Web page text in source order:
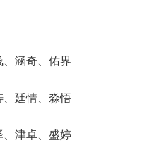
涵奇、佑界
廷情、淼悟
津卓、盛婷